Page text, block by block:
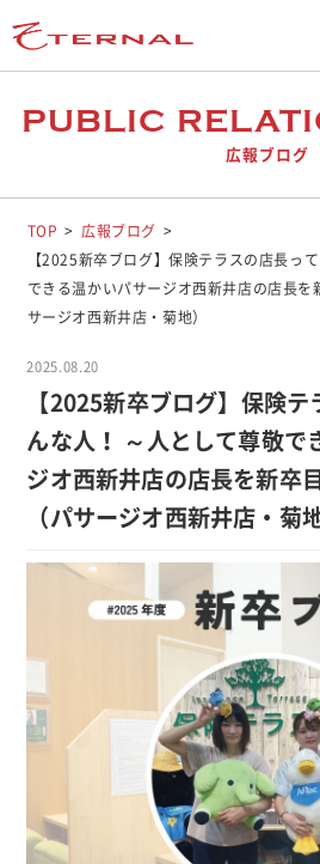
PUBLIC
広報ブログ
TOP
広報ブログ
【2025新卒ブログ】保険テラスの店長っ
できる温かいパサージオ西新井店の店長を
サージオ西新井店・菊地）
2025.08.20
【2025新卒ブログ】保険テ
んな人！ ～人として尊敬で
ジオ西新井店の店長を新卒
（パサージオ西新井店・菊地
勧誘方針
お客さま本位の業務運営に関する取り組
反社会勢力に対する基本方針